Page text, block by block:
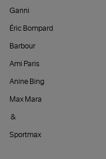
Ganni
Éric Bompard
Barbour
Ami Paris
Anine Bing
Max Mara
&
Sportmax